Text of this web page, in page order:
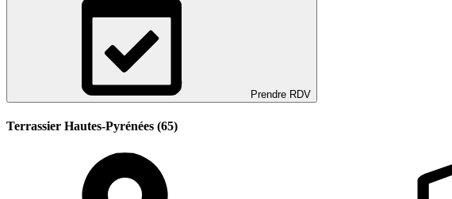
Prendre RDV
Terrassier Hautes-Pyrénées (65)